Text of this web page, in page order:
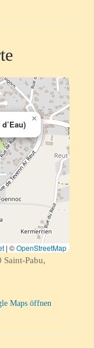
×
| ©OpenStreetMap
Saint-Pabu,
Maps öffnen